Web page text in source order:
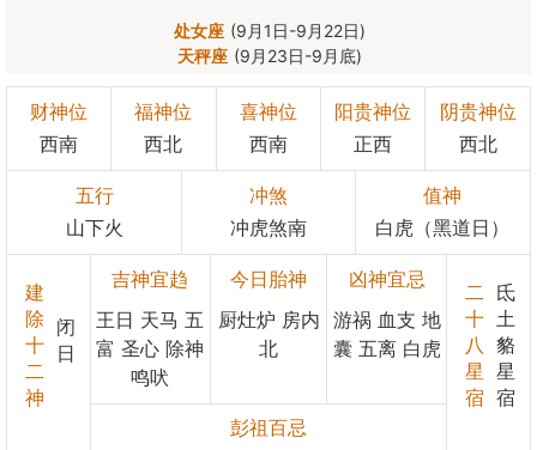
处女座 (9月1日-9月22日)
天秤座 (9月23日-9月底)
财神位
西南
福神位
西北
喜神位
西南
阳贵神位
正西
阴贵神位
西北
五行
山下火
冲煞
冲虎煞南
值神
白虎（黑道日）
建
除
十
二
神
闭
日
吉神宜趋
王日 天马 五
富 圣心 除神
鸣吠
今日胎神
厨灶炉 房内
北
凶神宜忌
游祸 血支 地
囊 五离 白虎
彭祖百忌
二
十
八
星
宿
氐
土
貉
星
宿